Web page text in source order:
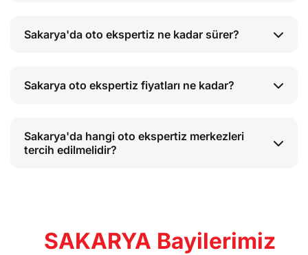
Sakarya'da oto ekspertiz ne kadar sürer?
Sakarya oto ekspertiz fiyatları ne kadar?
Sakarya'da hangi oto ekspertiz merkezleri
tercih edilmelidir?
SAKARYA Bayilerimiz